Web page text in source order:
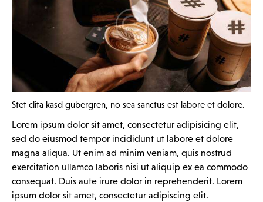
Stet clita kasd gubergren, no sea sanctus est labore et dolore.
Lorem ipsum dolor sit amet, consectetur adipisicing elit,
sed do eiusmod tempor incididunt ut labore et dolore
magna aliqua. Ut enim ad minim veniam, quis nostrud
exercitation ullamco laboris nisi ut aliquip ex ea commodo
consequat. Duis aute irure dolor in reprehenderit. Lorem
ipsum dolor sit amet, consectetur adipiscing elit.